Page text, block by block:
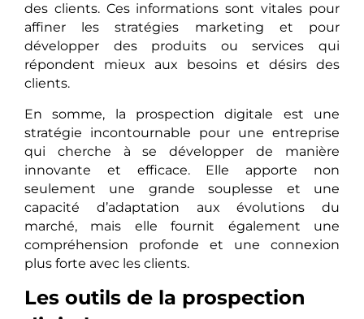
des clients. Ces informations sont vitales pour
affiner les stratégies marketing et pour
développer des produits ou services qui
répondent mieux aux besoins et désirs des
clients.
En somme, la prospection digitale est une
stratégie incontournable pour une entreprise
qui cherche à se développer de manière
innovante et efficace. Elle apporte non
seulement une grande souplesse et une
capacité d’adaptation aux évolutions du
marché, mais elle fournit également une
compréhension profonde et une connexion
plus forte avec les clients.
Les outils de la prospection